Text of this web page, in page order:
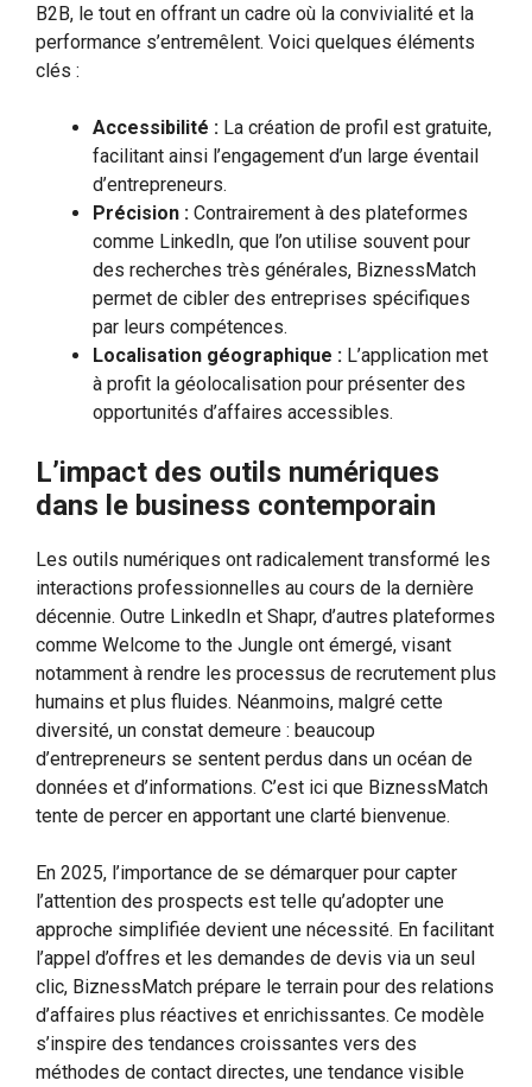
B2B, le tout en offrant un cadre où la convivialité et la
performance s’entremêlent. Voici quelques éléments
clés :
Accessibilité : La création de profil est gratuite,
facilitant ainsi l’engagement d’un large éventail
d’entrepreneurs.
Précision : Contrairement à des plateformes
comme LinkedIn, que l’on utilise souvent pour
des recherches très générales, BiznessMatch
permet de cibler des entreprises spécifiques
par leurs compétences.
Localisation géographique : L’application met
à profit la géolocalisation pour présenter des
opportunités d’affaires accessibles.
L’impact des outils numériques
dans le business contemporain
Les outils numériques ont radicalement transformé les
interactions professionnelles au cours de la dernière
décennie. Outre LinkedIn et Shapr, d’autres plateformes
comme Welcome to the Jungle ont émergé, visant
notamment à rendre les processus de recrutement plus
humains et plus fluides. Néanmoins, malgré cette
diversité, un constat demeure : beaucoup
d’entrepreneurs se sentent perdus dans un océan de
données et d’informations. C’est ici que BiznessMatch
tente de percer en apportant une clarté bienvenue.
En 2025, l’importance de se démarquer pour capter
l’attention des prospects est telle qu’adopter une
approche simplifiée devient une nécessité. En facilitant
l’appel d’offres et les demandes de devis via un seul
clic, BiznessMatch prépare le terrain pour des relations
d’affaires plus réactives et enrichissantes. Ce modèle
s’inspire des tendances croissantes vers des
méthodes de contact directes, une tendance visible